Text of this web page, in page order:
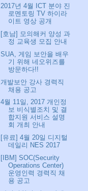
2017년 4월 ICT 분야 진
로멘토링 TV 하이라
이트 영상 공개
[호남] 모의해커 양성 과
정 교육생 모집 안내
SUA, 게임 보안을 배우
기 위해 네오위즈를
방문하다!!
개발보안 강사 경력직
채용 공고
4월 11일, 2017 개인정
보 비식별조치 및 결
합지원 서비스 설명
회 개최 안내
[유료] 4월 20일 디지털
데일리 NES 2017
[IBM] SOC(Security
Operations Center)
운영인력 경력직 채
용 공고